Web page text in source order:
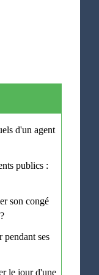
d'un agent
publics :
son congé
ses
le jour d'une